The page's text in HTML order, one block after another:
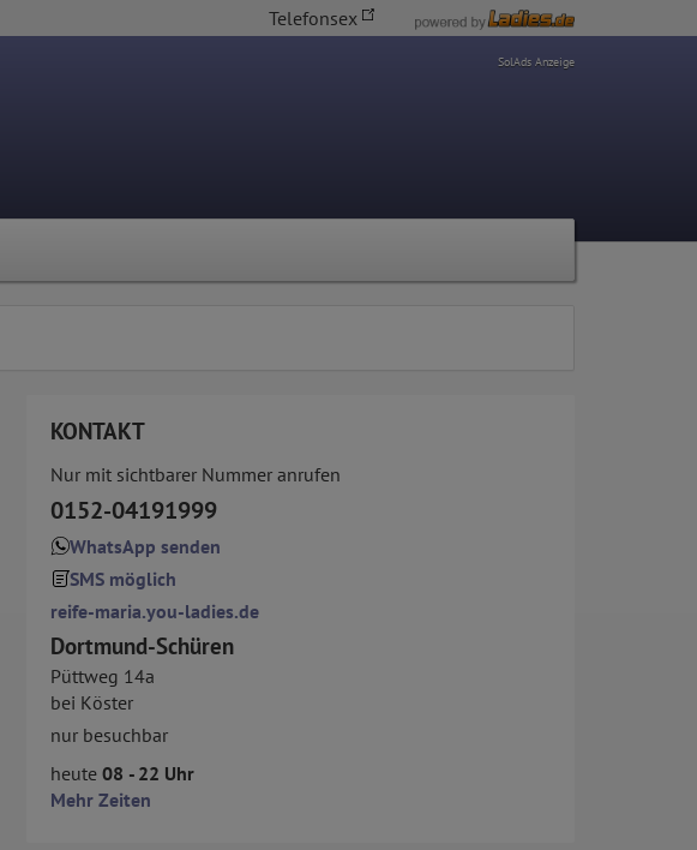
Telefonsex
SolAds Anzeige
KONTAKT
Nur mit sichtbarer Nummer anrufen
0152-04191999
WhatsApp senden
SMS möglich
reife-maria.you-ladies.de
Dortmund-Schüren
Püttweg 14a
bei Köster
nur besuchbar
heute 08 - 22 Uhr
Mehr Zeiten